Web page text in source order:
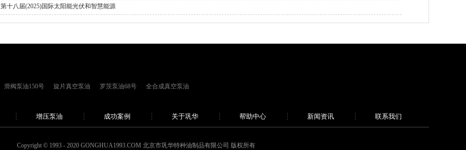
第十八届(2025)国际太阳能光伏和智慧能源
滑阀泵油150号 旋片真空泵油 罗茨泵油68号 全合成真空泵油
增压泵油 成功案例 关于巩华 帮助中心 新闻资讯 联系我们
Copyright © 1993 - 2020 GONGHUA1993.COM 北京市巩华特种油制品有限公司 版权所有